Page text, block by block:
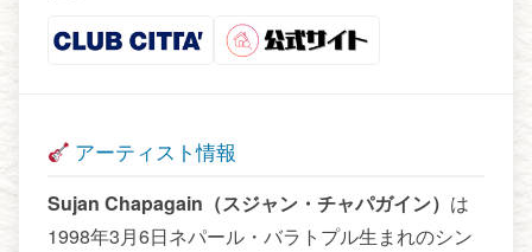
アーティスト情報
Sujan Chapagain（スジャン・チャパガイン） は
1998年3月6日ネパール・バラトプル生まれのシン